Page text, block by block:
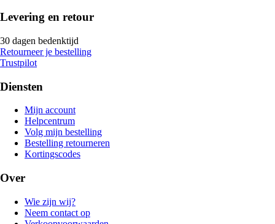
Levering en retour
30 dagen bedenktijd
Retourneer je bestelling
Trustpilot
Diensten
Mijn account
Helpcentrum
Volg mijn bestelling
Bestelling retourneren
Kortingscodes
Over
Wie zijn wij?
Neem contact op